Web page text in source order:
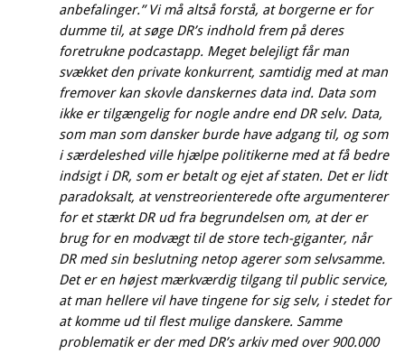
anbefalinger.” Vi må altså forstå, at borgerne er for
dumme til, at søge DR’s indhold frem på deres
foretrukne podcastapp. Meget belejligt får man
svækket den private konkurrent, samtidig med at man
fremover kan skovle danskernes data ind. Data som
ikke er tilgængelig for nogle andre end DR selv. Data,
som man som dansker burde have adgang til, og som
i særdeleshed ville hjælpe politikerne med at få bedre
indsigt i DR, som er betalt og ejet af staten. Det er lidt
paradoksalt, at venstreorienterede ofte argumenterer
for et stærkt DR ud fra begrundelsen om, at der er
brug for en modvægt til de store tech-giganter, når
DR med sin beslutning netop agerer som selvsamme.
Det er en højest mærkværdig tilgang til public service,
at man hellere vil have tingene for sig selv, i stedet for
at komme ud til flest mulige danskere. Samme
problematik er der med DR’s arkiv med over 900.000